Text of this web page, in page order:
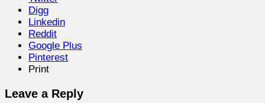
Digg
Linkedin
Reddit
Google Plus
Pinterest
Print
Leave a Reply